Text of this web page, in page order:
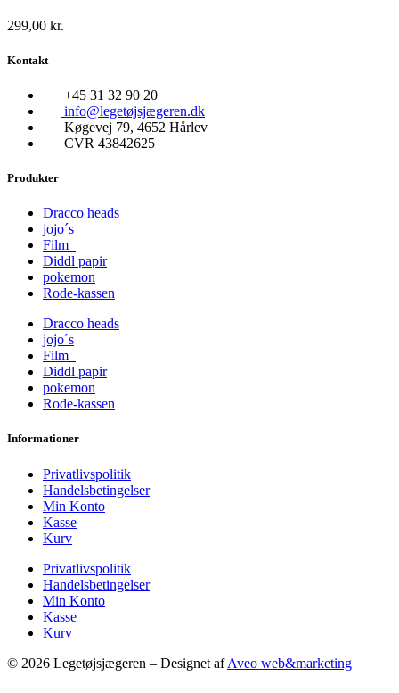
299,00 kr.
Kontakt
+45 31 32 90 20
info@legetøjsjægeren.dk
Køgevej 79, 4652 Hårlev
CVR 43842625
Produkter
Dracco heads
jojo´s
Film
Diddl papir
pokemon
Rode-kassen
Dracco heads
jojo´s
Film
Diddl papir
pokemon
Rode-kassen
Informationer
Privatlivspolitik
Handelsbetingelser
Min Konto
Kasse
Kurv
Privatlivspolitik
Handelsbetingelser
Min Konto
Kasse
Kurv
© 2026 Legetøjsjægeren – Designet afAveo web&marketing